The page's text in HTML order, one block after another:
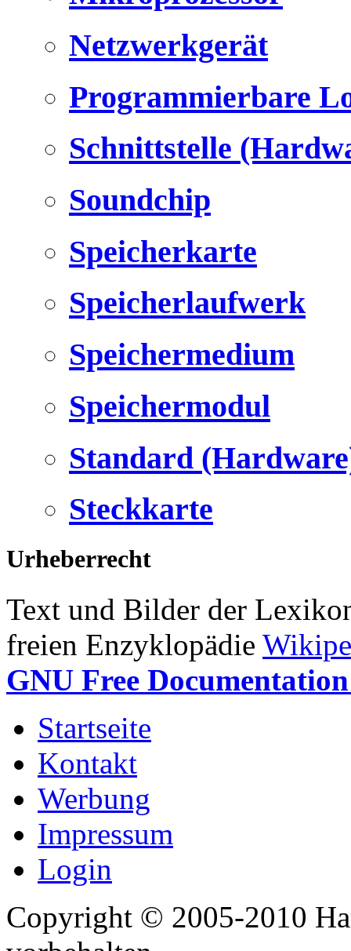
Netzwerkgerät
Programmierbare
Schnittstelle
Soundchip
Speicherkarte
Speicherlaufwerk
Speichermedium
Speichermodul
Standard
Steckkarte
Urheberrecht
Text und Bilder der
freien Enzyklopädie
GNU Free
Startseite
Kontakt
Werbung
Impressum
Login
Copyright © 2005-2010